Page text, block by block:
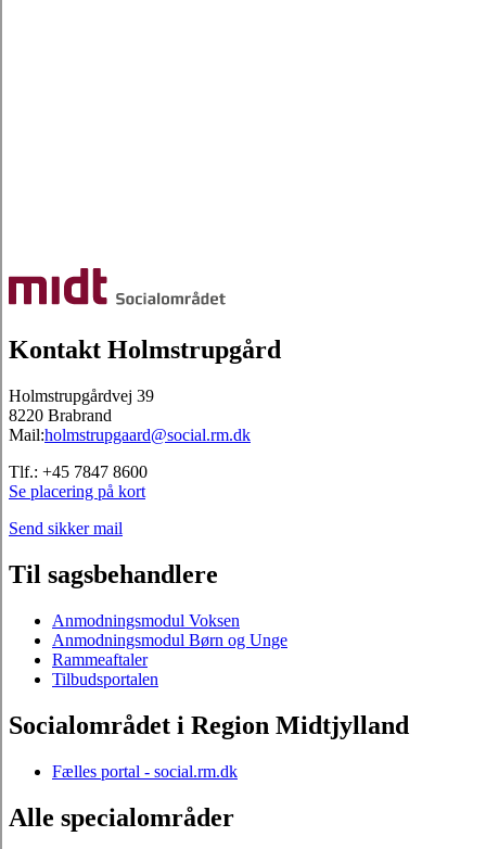
Kontakt Holmstrupgård
Holmstrupgårdvej 39
8220 Brabrand
Mail:holmstrupgaard@social.rm.dk
Tlf.: +45 7847 8600
Se placering på kort
Send sikker mail
Til sagsbehandlere
Anmodningsmodul Voksen
Anmodningsmodul Børn og Unge
Rammeaftaler
Tilbudsportalen
Socialområdet i Region Midtjylland
Fælles portal - social.rm.dk
Alle specialområder